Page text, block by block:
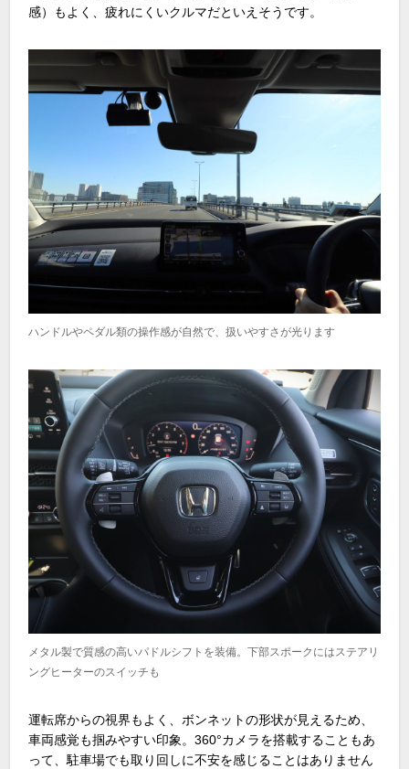
感）もよく、疲れにくいクルマだといえそうです。
ハンドルやペダル類の操作感が自然で、扱いやすさが光ります
メタル製で質感の高いパドルシフトを装備。下部スポークにはステアリ
ングヒーターのスイッチも
運転席からの視界もよく、ボンネットの形状が見えるため、
車両感覚も掴みやすい印象。360°カメラを搭載することもあ
って、駐車場でも取り回しに不安を感じることはありません